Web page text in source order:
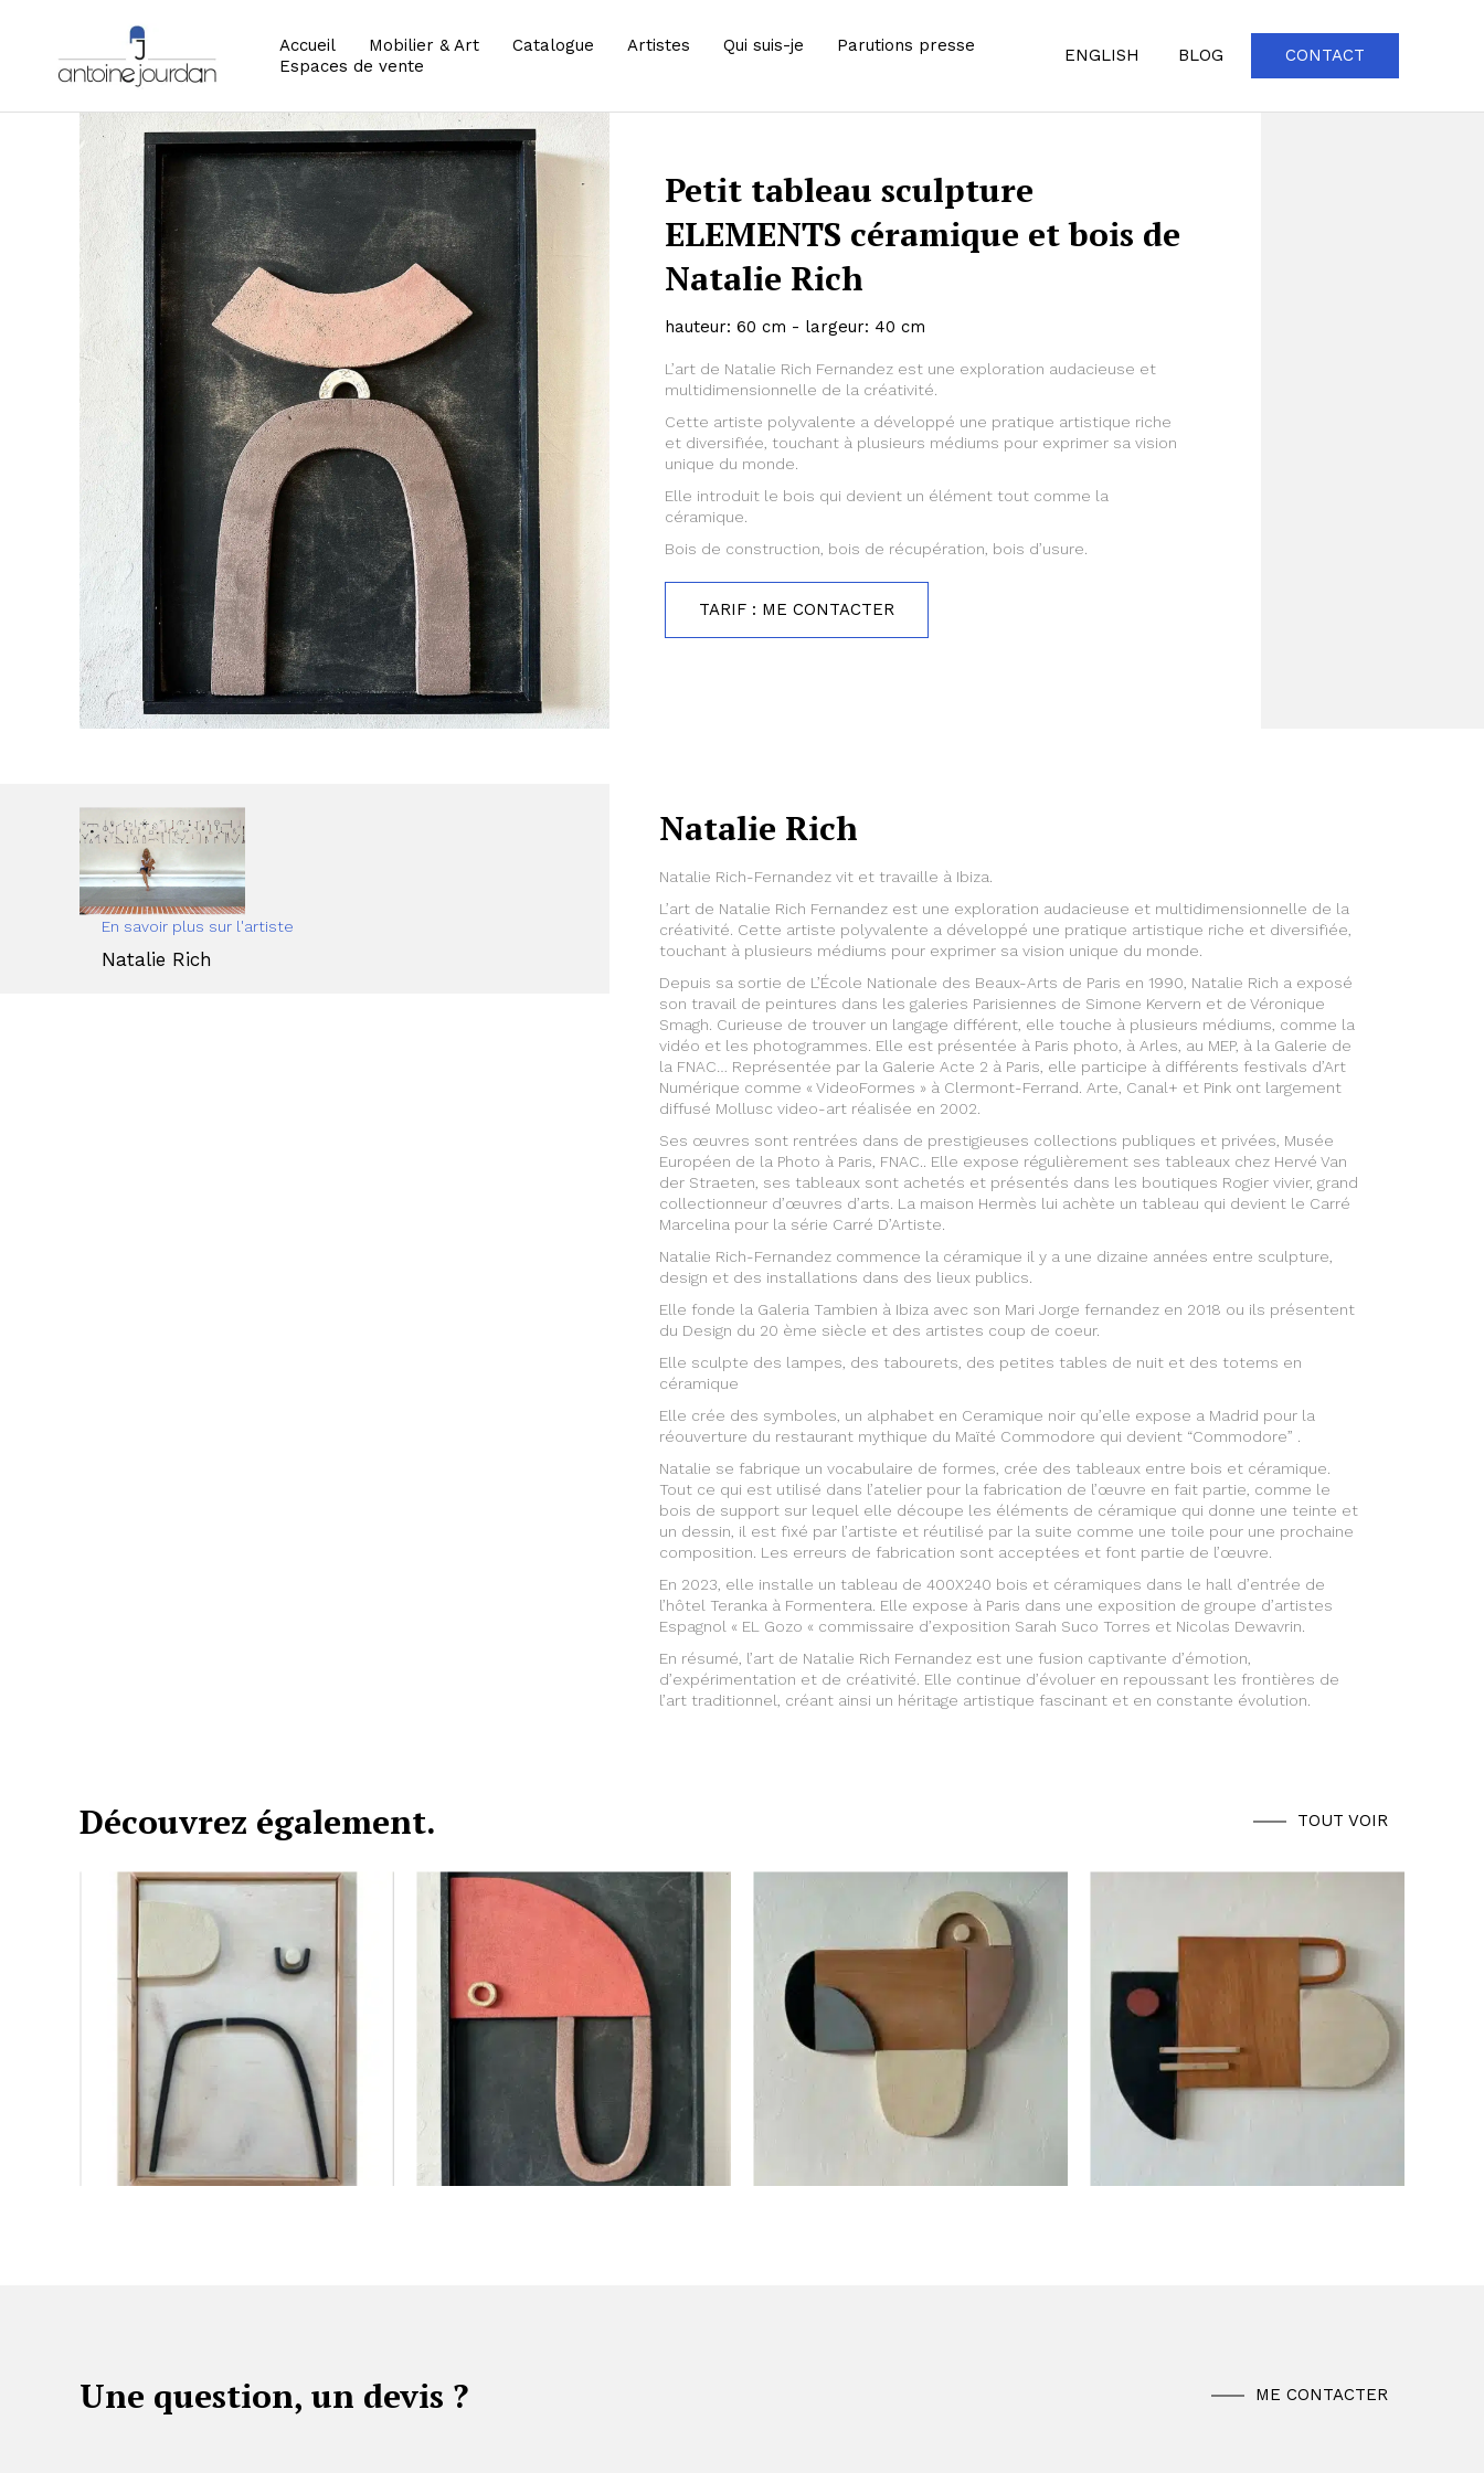
Accueil Mobilier & Art Catalogue Artistes Qui suis-je
Parutions presse
Espaces de vente
ENGLISH BLOG CONTACT
Petit tableau sculpture
ELEMENTS céramique et bois de
Natalie Rich
hauteur: 60 cm - largeur: 40 cm
L’art de Natalie Rich Fernandez est une exploration audacieuse et
multidimensionnelle de la créativité.
Cette artiste polyvalente a développé une pratique artistique riche
et diversifiée, touchant à plusieurs médiums pour exprimer sa vision
unique du monde.
Elle introduit le bois qui devient un élément tout comme la
céramique.
Bois de construction, bois de récupération, bois d’usure.
TARIF : ME CONTACTER
En savoir plus sur l'artiste
Natalie Rich
Natalie Rich
Natalie Rich-Fernandez vit et travaille à Ibiza.
L’art de Natalie Rich Fernandez est une exploration audacieuse et multidimensionnelle de la
créativité. Cette artiste polyvalente a développé une pratique artistique riche et diversifiée,
touchant à plusieurs médiums pour exprimer sa vision unique du monde.
Depuis sa sortie de L’École Nationale des Beaux-Arts de Paris en 1990, Natalie Rich a exposé
son travail de peintures dans les galeries Parisiennes de Simone Kervern et de Véronique
Smagh. Curieuse de trouver un langage différent, elle touche à plusieurs médiums, comme la
vidéo et les photogrammes. Elle est présentée à Paris photo, à Arles, au MEP, à la Galerie de
la FNAC… Représentée par la Galerie Acte 2 à Paris, elle participe à différents festivals d’Art
Numérique comme « VideoFormes » à Clermont-Ferrand. Arte, Canal+ et Pink ont largement
diffusé Mollusc video-art réalisée en 2002.
Ses œuvres sont rentrées dans de prestigieuses collections publiques et privées, Musée
Européen de la Photo à Paris, FNAC.. Elle expose régulièrement ses tableaux chez Hervé Van
der Straeten, ses tableaux sont achetés et présentés dans les boutiques Rogier vivier, grand
collectionneur d’œuvres d’arts. La maison Hermès lui achète un tableau qui devient le Carré
Marcelina pour la série Carré D’Artiste.
Natalie Rich-Fernandez commence la céramique il y a une dizaine années entre sculpture,
design et des installations dans des lieux publics.
Elle fonde la Galeria Tambien à Ibiza avec son Mari Jorge fernandez en 2018 ou ils présentent
du Design du 20 ème siècle et des artistes coup de coeur.
Elle sculpte des lampes, des tabourets, des petites tables de nuit et des totems en
céramique
Elle crée des symboles, un alphabet en Ceramique noir qu’elle expose a Madrid pour la
réouverture du restaurant mythique du Maïté Commodore qui devient “Commodore” .
Natalie se fabrique un vocabulaire de formes, crée des tableaux entre bois et céramique.
Tout ce qui est utilisé dans l’atelier pour la fabrication de l’œuvre en fait partie, comme le
bois de support sur lequel elle découpe les éléments de céramique qui donne une teinte et
un dessin, il est fixé par l’artiste et réutilisé par la suite comme une toile pour une prochaine
composition. Les erreurs de fabrication sont acceptées et font partie de l’œuvre.
En 2023, elle installe un tableau de 400X240 bois et céramiques dans le hall d’entrée de
l’hôtel Teranka à Formentera. Elle expose à Paris dans une exposition de groupe d’artistes
Espagnol « EL Gozo « commissaire d’exposition Sarah Suco Torres et Nicolas Dewavrin.
En résumé, l’art de Natalie Rich Fernandez est une fusion captivante d’émotion,
d’expérimentation et de créativité. Elle continue d’évoluer en repoussant les frontières de
l’art traditionnel, créant ainsi un héritage artistique fascinant et en constante évolution.
Découvrez également. TOUT VOIR
Une question, un devis ? ME CONTACTER